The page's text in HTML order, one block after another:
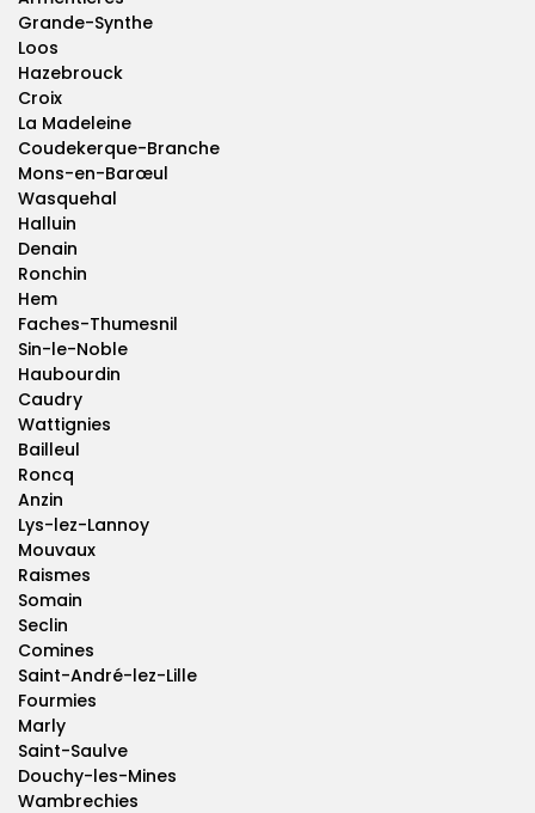
Grande-Synthe
Loos
Hazebrouck
Croix
La Madeleine
Coudekerque-Branche
Mons-en-Barœul
Wasquehal
Halluin
Denain
Ronchin
Hem
Faches-Thumesnil
Sin-le-Noble
Haubourdin
Caudry
Wattignies
Bailleul
Roncq
Anzin
Lys-lez-Lannoy
Mouvaux
Raismes
Somain
Seclin
Comines
Saint-André-lez-Lille
Fourmies
Marly
Saint-Saulve
Douchy-les-Mines
Wambrechies